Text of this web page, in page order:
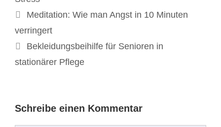
Beitrags-
Navigation
Meditation: Wie man Angst in 10 Minuten
verringert
Bekleidungsbeihilfe für Senioren in
stationärer Pflege
Schreibe einen Kommentar